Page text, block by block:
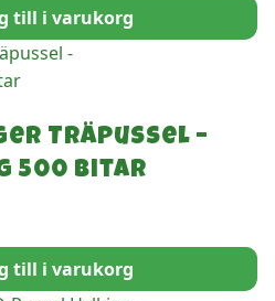
till i varukorg
Träpussel –
500 Bitar
till i varukorg